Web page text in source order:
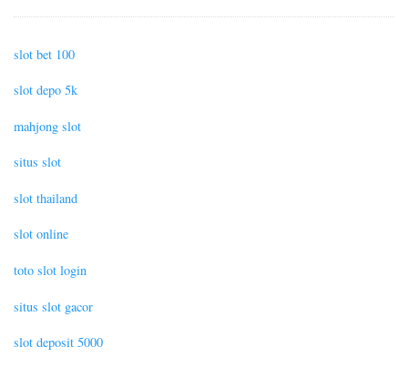
slot bet 100
slot depo 5k
mahjong slot
situs slot
slot thailand
slot online
toto slot login
situs slot gacor
slot deposit 5000